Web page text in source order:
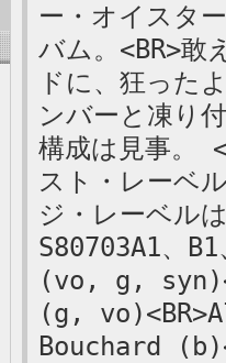
ー・オイスタ
バム。<BR>敢
ドに、狂った
ンバーと凍り
構成は見事。
スト・レーベ
ジ・レーベル
S80703A1、
(vo, g,
(g,
Bouchard